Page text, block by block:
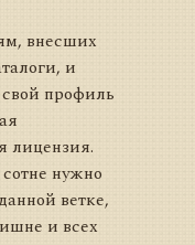
внесших
и
профиль
лицензия.
нужно
ветке,
и всех